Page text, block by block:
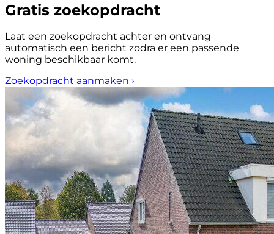
Gratis zoekopdracht
Laat een zoekopdracht achter en ontvang
automatisch een bericht zodra er een passende
woning beschikbaar komt.
Zoekopdracht aanmaken ›